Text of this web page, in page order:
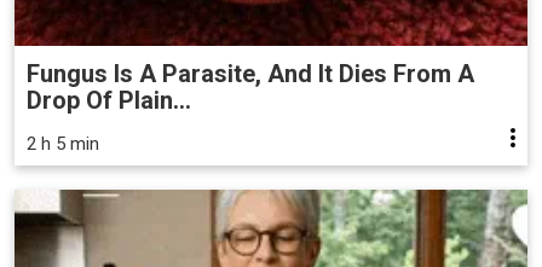
Fungus Is A Parasite, And It Dies From A
Drop Of Plain...
2 h 5 min